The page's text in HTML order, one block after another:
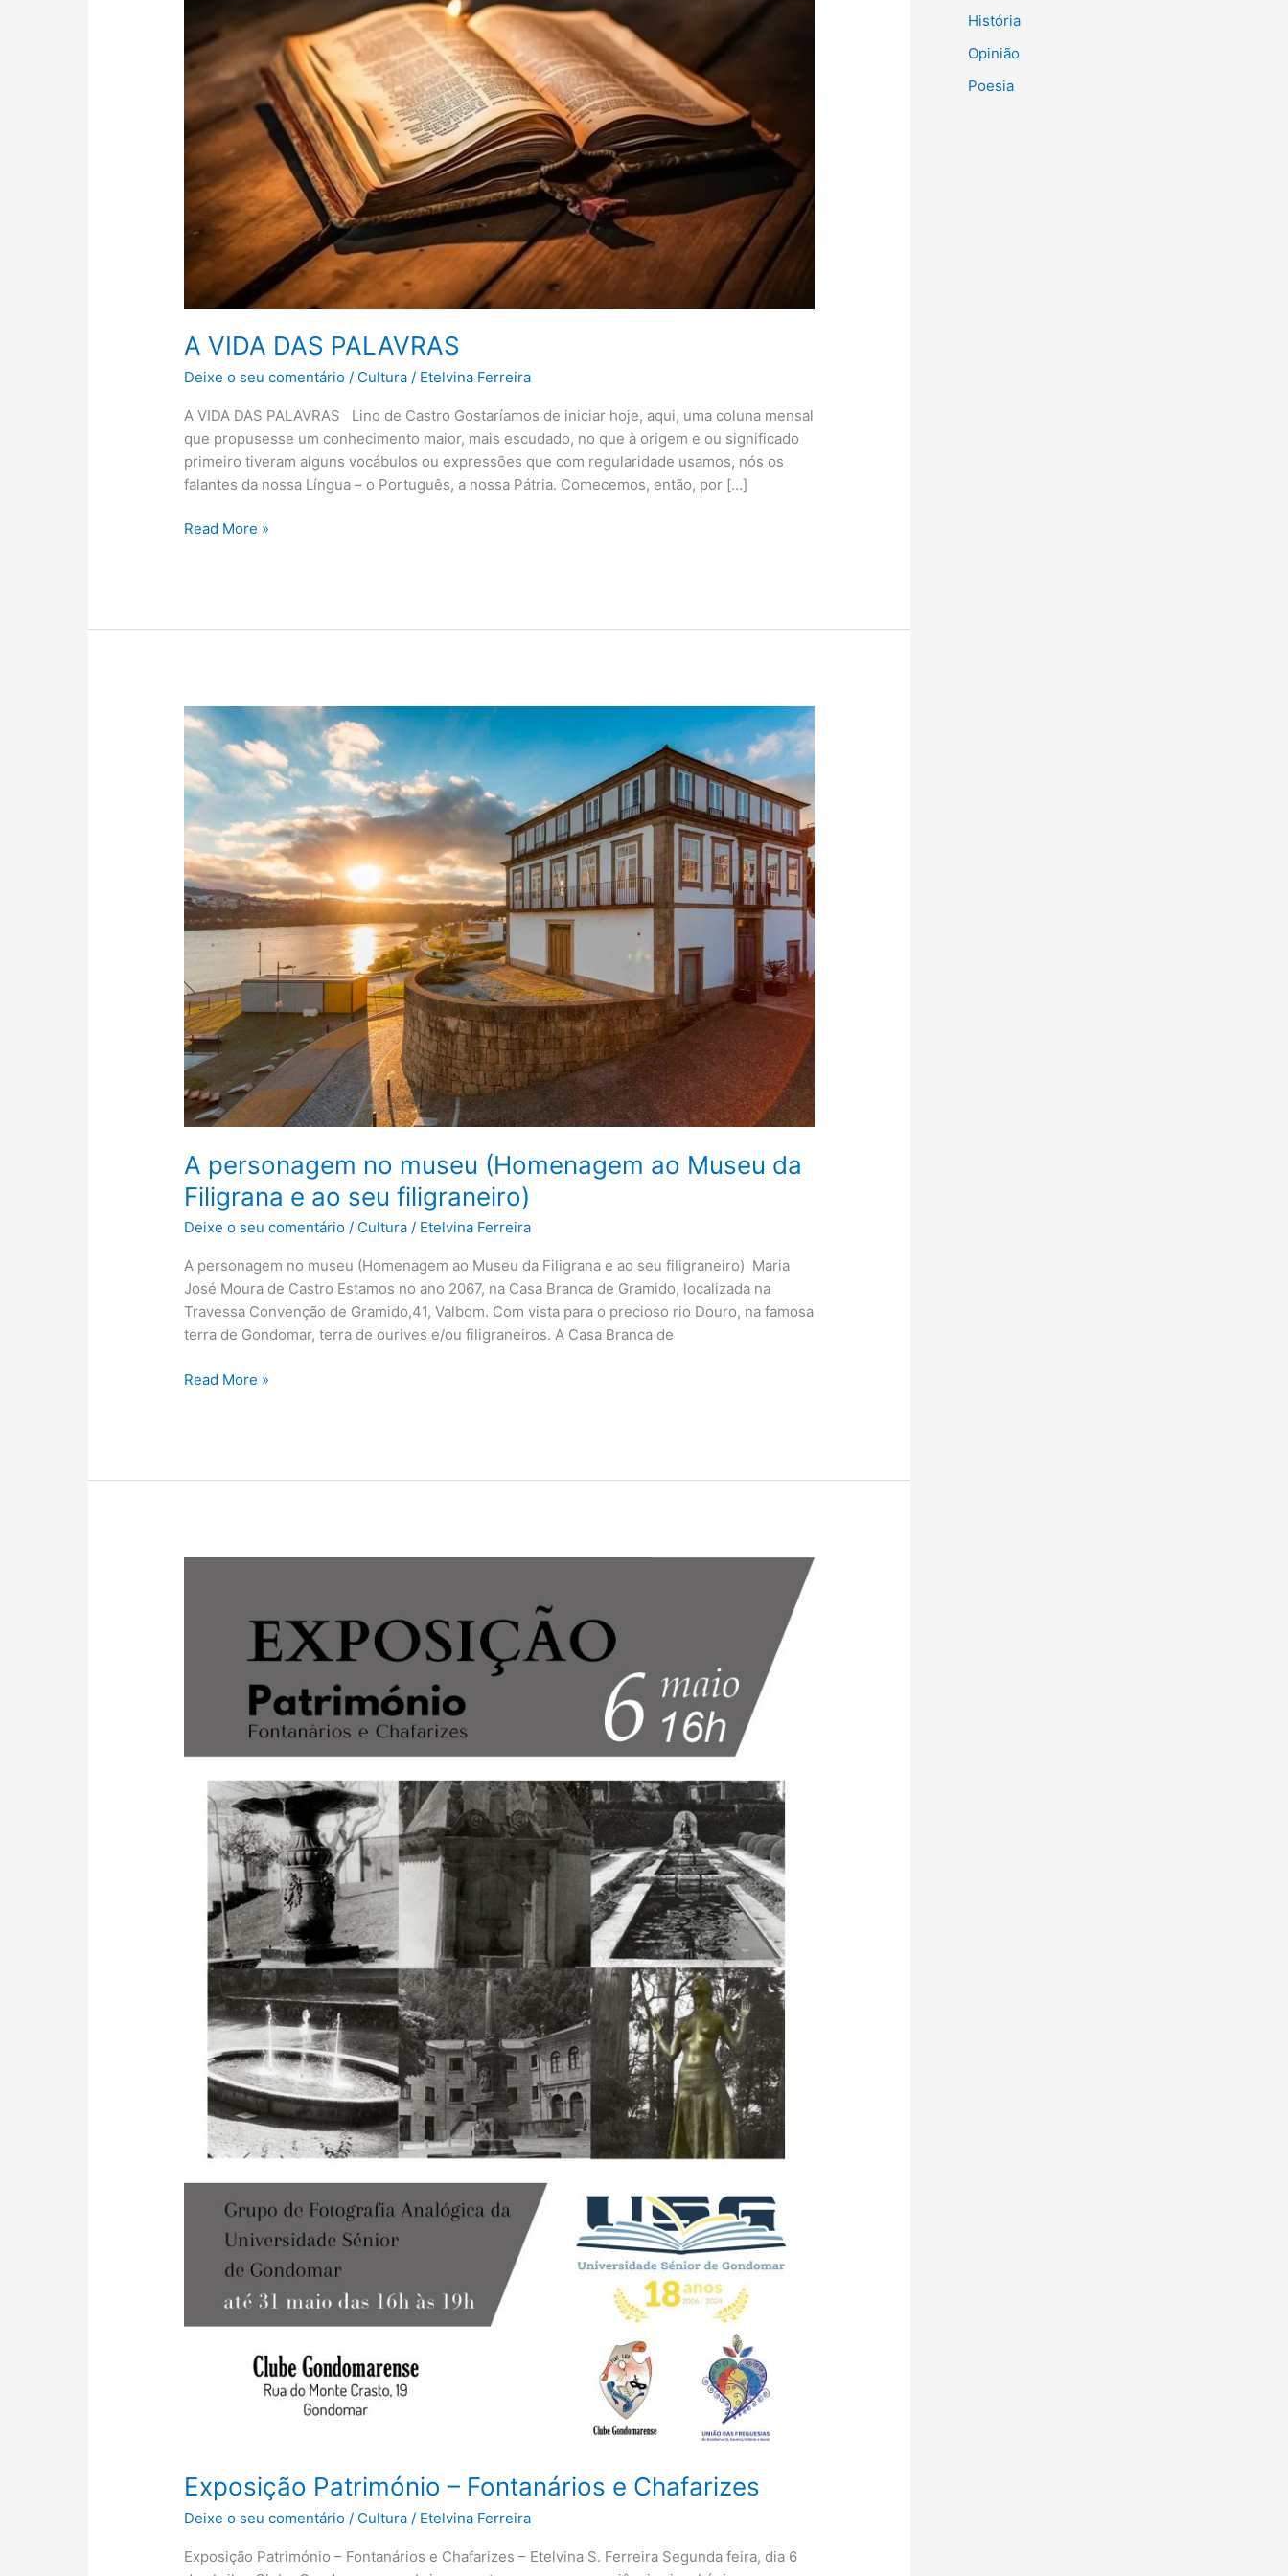
A VIDA DAS PALAVRAS
Deixe o seu comentário / Cultura / Etelvina Ferreira
A VIDA DAS PALAVRAS Lino de Castro Gostaríamos de iniciar hoje, aqui, uma coluna mensal
que propusesse um conhecimento maior, mais escudado, no que à origem e ou significado
primeiro tiveram alguns vocábulos ou expressões que com regularidade usamos, nós os
falantes da nossa Língua – o Português, a nossa Pátria. Comecemos, então, por […]
Read More »
A personagem no museu (Homenagem ao Museu da
Filigrana e ao seu filigraneiro)
Deixe o seu comentário / Cultura / Etelvina Ferreira
A personagem no museu (Homenagem ao Museu da Filigrana e ao seu filigraneiro) Maria
José Moura de Castro Estamos no ano 2067, na Casa Branca de Gramido, localizada na
Travessa Convenção de Gramido,41, Valbom. Com vista para o precioso rio Douro, na famosa
terra de Gondomar, terra de ourives e/ou filigraneiros. A Casa Branca de
A
personagem
no
museu
(Homenagem
ao
Museu
da
Filigrana
e
ao
filigraneiro)
Read More »
Exposição Património – Fontanários e Chafarizes
Deixe o seu comentário / Cultura / Etelvina Ferreira
Exposição Património – Fontanários e Chafarizes – Etelvina S. Ferreira Segunda feira, dia 6
Fontanários
Chafarizes
História
Opinião
Poesia